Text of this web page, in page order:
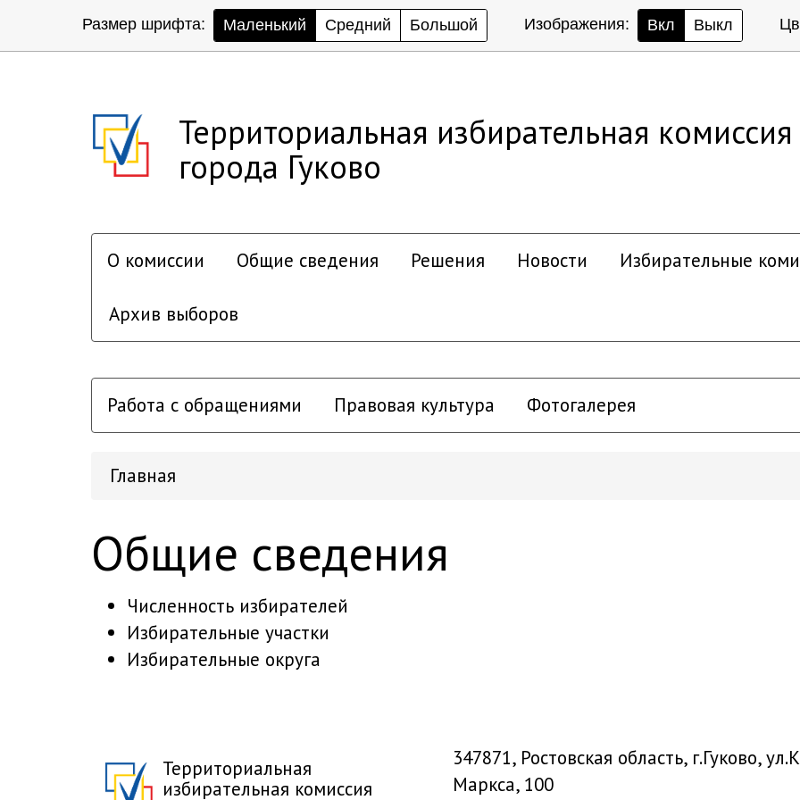
Размер шрифта: Маленький Средний Большой Изображения: Вкл Выкл
Территориальная избирательная комиссия
города Гуково
О комиссии Общие сведения Решения Новости Избирательные
Архив выборов
Работа с обращениями Правовая культура Фотогалерея
Главная
Общие сведения
Численность избирателей
Избирательные участки
Избирательные округа
Территориальная
избирательная комиссия
347871, Ростовская область, г.Гуково,
Маркса, 100